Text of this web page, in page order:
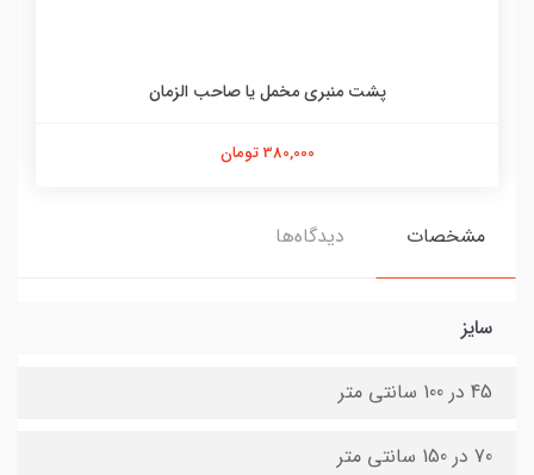
پشت منبری مخمل یا صاحب الزمان
380,000 تومان
مشخصات دیدگاه‌ها
سایز
45 در 100 سانتی متر
70 در 150 سانتی متر